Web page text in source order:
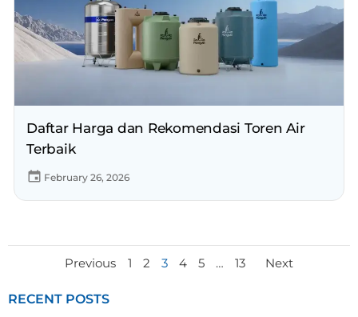
Daftar Harga dan Rekomendasi Toren Air
Terbaik
February 26, 2026
POSTS
NAVIGATION
Previous
POSTS
Page
1 Page
2 Page
3 Page
4 Page
5 … Page
13
POSTS
Next
RECENT POSTS